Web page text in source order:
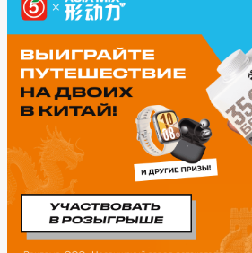
варианты — пиво, молоко, кефир,